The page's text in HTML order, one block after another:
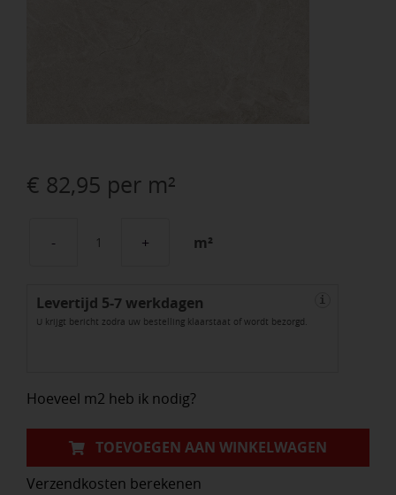
€ 82,95 per m²
GeoCeramica®
TEMPO
Natur
m²
Levertijd 5-7 werkdagen
U krijgt bericht zodra uw bestelling klaarstaat of wordt bezorgd.
i
Hoeveel m2 heb ik nodig?
TOEVOEGEN AAN WINKELWAGEN
Verzendkosten berekenen